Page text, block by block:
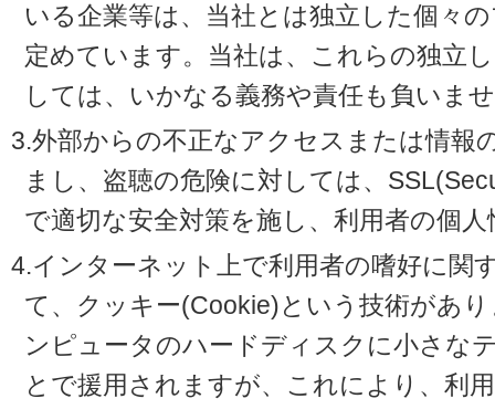
いる企業等は、当社とは独立した個々
定めています。当社は、これらの独立
しては、いかなる義務や責任も負いま
3.外部からの不正なアクセスまたは情報
まし、盗聴の危険に対しては、
で適切な安全対策を施し、利用者の個
4.インターネット上で利用者の嗜好に関
て、クッキー(Cookie)という技術があ
ンピュータのハードディスクに小さな
とで援用されますが、これにより、利